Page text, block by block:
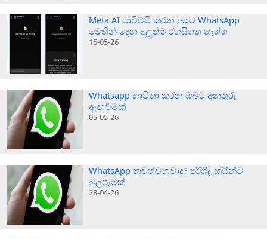
Meta AI පාවිච්චි කරන අයට WhatsApp
වෙතින් දෙන අලුත්ම රහසිගත තෑග්ග
15-05-26
Whatsapp භාවිතා කරන ඔබට අනතුරු
ඇඟවීමක්
05-05-26
WhatsApp නවත්වනවාද? පරිශීලකයින්ට
බලපෑමක්
28-04-26